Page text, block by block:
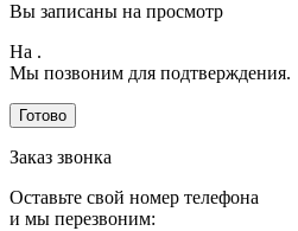
Вы записаны на просмотр
На .
Мы позвоним для подтверждения.
Готово
Заказ звонка
Оставьте свой номер телефона
и мы перезвоним: